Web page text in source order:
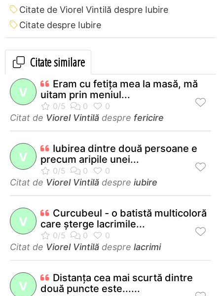
Citate de Viorel Vintilă despre Iubire
Citate despre Iubire
Citate similare
V
Eram cu fetiţa mea la masă, mă
uitam prin meniul...
Citat de Viorel Vintilă despre fericire
V
Iubirea dintre două persoane e
precum aripile unei...
Citat de Viorel Vintilă despre iubire
V
Curcubeul - o batistă multicoloră
care şterge lacrimile...
Citat de Viorel Vintilă despre lacrimi
V
Distanţa cea mai scurtă dintre
două puncte este......